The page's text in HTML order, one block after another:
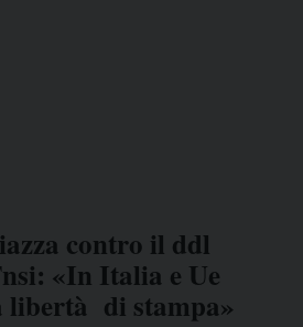
contro il ddl
«In Italia e Ue
libertà di stampa»